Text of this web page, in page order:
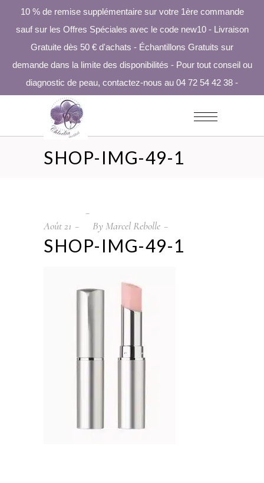
10 % de remise supplémentaire sur votre 1ère commande
sauf sur les Offres Spéciales avec le code new10 - Livraison
Gratuite dès 50 € d'achats - Échantillons Gratuits sur
demande dans la limite des disponibilités - Pour tout conseil ou
diagnostic de peau, contactez-nous au 04 72 54 42 38 -
SHOP-IMG-49-1
Août21 By Marcel Rebolle
SHOP-IMG-49-1